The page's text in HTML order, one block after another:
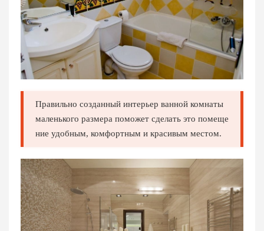
Правильно созданный интерьер ванной комнаты
маленького размера поможет сделать это помеще
ние удобным, комфортным и красивым местом.